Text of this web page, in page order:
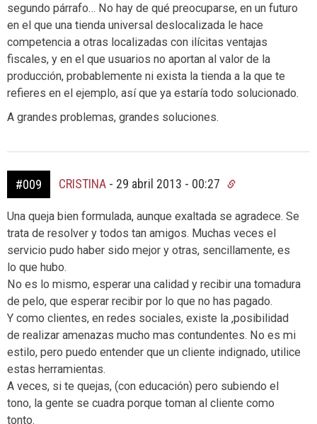
segundo párrafo… No hay de qué preocuparse, en un futuro
en el que una tienda universal deslocalizada le hace
competencia a otras localizadas con ilícitas ventajas
fiscales, y en el que usuarios no aportan al valor de la
producción, probablemente ni exista la tienda a la que te
refieres en el ejemplo, así que ya estaría todo solucionado.
A grandes problemas, grandes soluciones.
#009 CRISTINA - 29 abril 2013 - 00:27
Una queja bien formulada, aunque exaltada se agradece. Se
trata de resolver y todos tan amigos. Muchas veces el
servicio pudo haber sido mejor y otras, sencillamente, es
lo que hubo.
No es lo mismo, esperar una calidad y recibir una tomadura
de pelo, que esperar recibir por lo que no has pagado.
Y como clientes, en redes sociales, existe la ,posibilidad
de realizar amenazas mucho mas contundentes. No es mi
estilo, pero puedo entender que un cliente indignado, utilice
estas herramientas.
A veces, si te quejas, (con educación) pero subiendo el
tono, la gente se cuadra porque toman al cliente como
tonto.